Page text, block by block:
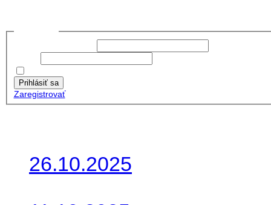
Prihlásiť sa
Zaregistrovať
26.10.2025